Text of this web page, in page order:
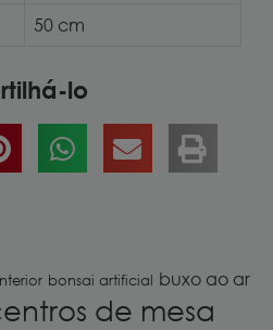
50 cm
lo
bonsai artificial buxo ao ar
de mesa